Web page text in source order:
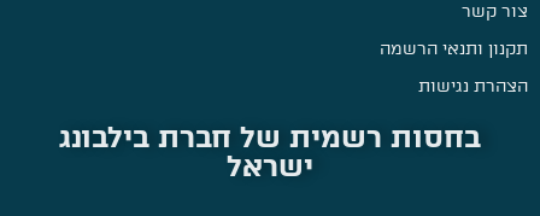
צור קשר
תקנון ותנאי הרשמה
הצהרת נגישות
בחסות רשמית של חברת בילבונג
ישראל